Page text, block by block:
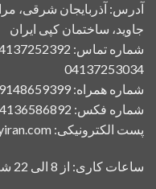
آدرس: آذربایجان شرقی،
جاوید، ساختمان کپی ایران
04137253034
شماره همراه: 09148659399
شماره فکس: 04136586892
پست الکترونیکی: Info[a]copyiran.com
ساعات کاری: از 8 الی 22 شب